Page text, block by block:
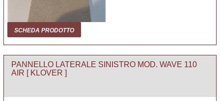
SCHEDA PRODOTTO
PANNELLO LATERALE SINISTRO MOD. WAVE 110
AIR [ KLOVER ]